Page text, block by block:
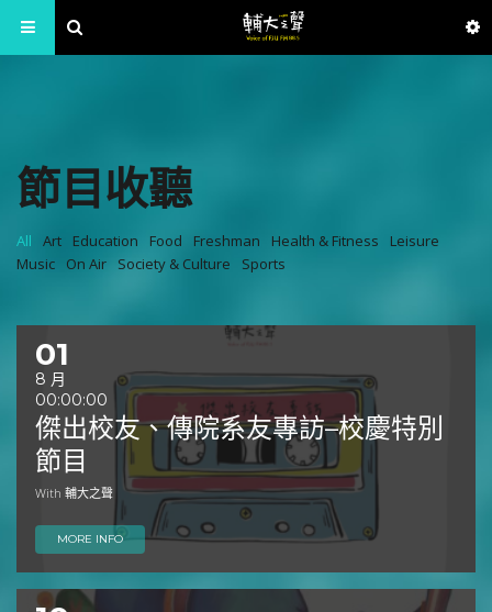
節目收聽
All Art Education Food Freshman Health & Fitness
Leisure
Music
On Air Society & Culture Sports
01
8 月
00:00:00
傑出校友、傳院系友專訪–校慶特別
節目
With 輔大之聲
MORE INFO